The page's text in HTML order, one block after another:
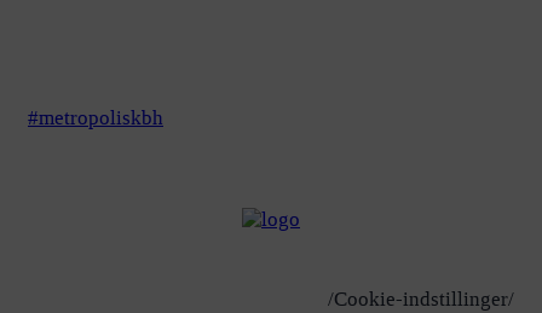
#metropoliskbh
/Cookie-indstillinger/